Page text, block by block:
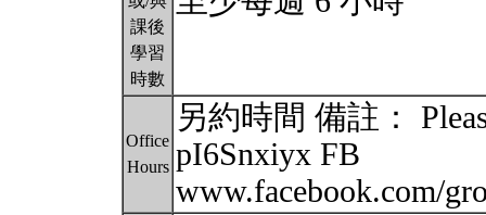
課後
學習
時數
Office
Hours
另約時間 備註：
pI6Snxiyx FB
www.facebook.com/